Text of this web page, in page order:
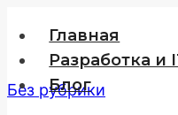
содержимому
Главная
Разработка и
Блог
Без рубрики